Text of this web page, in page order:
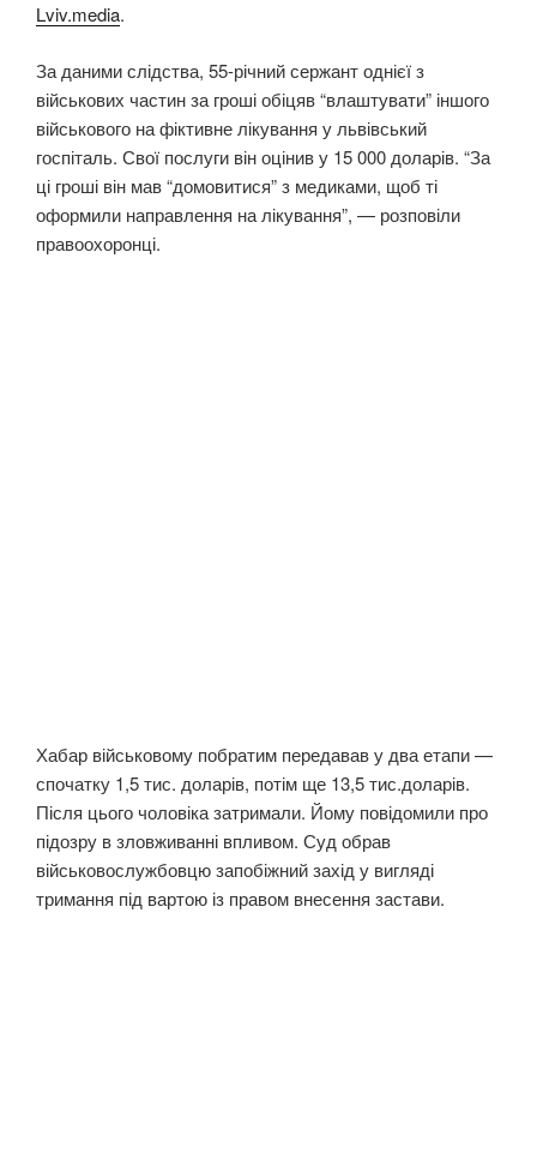
Lviv.media.
За даними слідства, 55-річний сержант однієї з
військових частин за гроші обіцяв “влаштувати” іншого
військового на фіктивне лікування у львівський
госпіталь. Свої послуги він оцінив у 15 000 доларів. “За
ці гроші він мав “домовитися” з медиками, щоб ті
оформили направлення на лікування”, — розповіли
правоохоронці.
Хабар військовому побратим передавав у два етапи —
спочатку 1,5 тис. доларів, потім ще 13,5 тис.доларів.
Після цього чоловіка затримали. Йому повідомили про
підозру в зловживанні впливом. Суд обрав
військовослужбовцю запобіжний захід у вигляді
тримання під вартою із правом внесення застави.